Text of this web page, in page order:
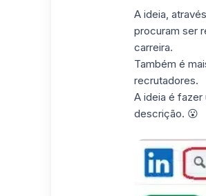
A ideia,
procuram ser
carreira.
Também é
recrutadores.
A ideia é fazer
descrição. 😮